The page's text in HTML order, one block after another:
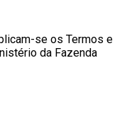
se os Termos e
da Fazenda